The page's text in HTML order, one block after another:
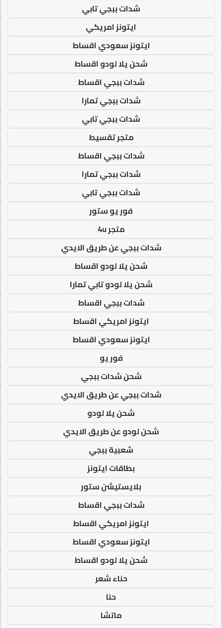
شدات ببجي تابي
ايتونز امريكي
ايتونز سعودي اقساط
شحن يلا لودو اقساط
شدات ببجي اقساط
شدات ببجي تمارا
شدات ببجي تابي
متجر تقسيط
شدات ببجي اقساط
شدات ببجي تمارا
شدات ببجي تابي
فور يو ستور
متجر 4u
شدات ببجي عن طريق الايدي
شحن يلا لودو اقساط
شحن يلا لودو تابي تمارا
شدات ببجي اقساط
ايتونز امريكي اقساط
ايتونز سعودي اقساط
فور يو
شحن شدات ببجي
شدات ببجي عن طريق الايدي
شحن يلا لودو
شحن لودو عن طريق الايدي
شعبية ببجي
بطاقات ايتونز
بلايستيشن ستور
شدات ببجي اقساط
ايتونز امريكي اقساط
ايتونز سعودي اقساط
شحن يلا لودو اقساط
حناء شعر
حنا
ماتشا